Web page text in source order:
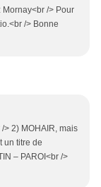
/> Pour
/> Bonne
> 2) MOHAIR, mais
un titre de
– PAROI<br />